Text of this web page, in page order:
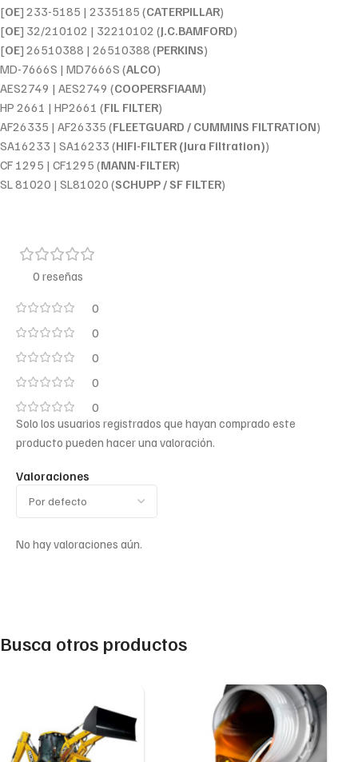
[OE] 233-5185 | 2335185 (CATERPILLAR)
[OE] 32/210102 | 32210102 (J.C.BAMFORD)
[OE] 26510388 | 26510388 (PERKINS)
MD-7666S | MD7666S (ALCO)
AES2749 | AES2749 (COOPERSFIAAM)
HP 2661 | HP2661 (FIL FILTER)
AF26335 | AF26335 (FLEETGUARD / CUMMINS FILTRATION)
SA16233 | SA16233 (HIFI-FILTER (Jura Filtration))
CF 1295 | CF1295 (MANN-FILTER)
SL 81020 | SL81020 (SCHUPP / SF FILTER)
0 reseñas
0
0
0
0
0
Valoraciones
No hay valoraciones aún.
Solo los usuarios registrados que hayan comprado este
producto pueden hacer una valoración.
Busca otros productos